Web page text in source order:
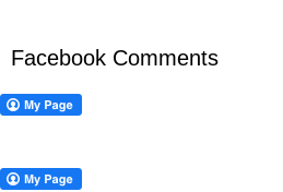
Facebook Comments